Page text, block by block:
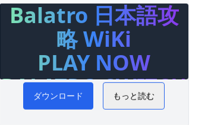
Balatro 日本語攻
略 WiKi
PLAY NOW
BALATRO SWITCH
リアルマネー ポー
ダウンロード もっと読む